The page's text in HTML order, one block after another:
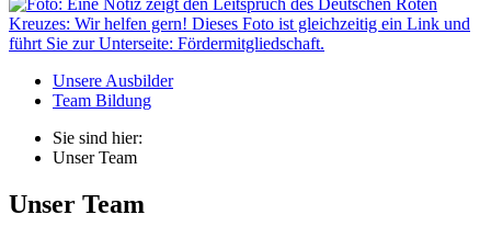
Unsere Ausbilder
Team Bildung
Sie sind hier:
Unser Team
Unser Team